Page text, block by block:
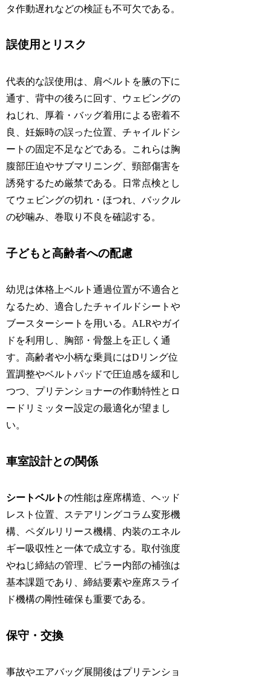
タ作動遅れなどの検証も不可欠である。
誤使用とリスク
代表的な誤使用は、肩ベルトを腋の下に
通す、背中の後ろに回す、ウェビングの
ねじれ、厚着・バッグ着用による密着不
良、妊娠時の誤った位置、チャイルドシ
ートの固定不足などである。これらは胸
腹部圧迫やサブマリニング、頸部傷害を
誘発するため厳禁である。日常点検とし
てウェビングの切れ・ほつれ、バックル
の砂噛み、巻取り不良を確認する。
子どもと高齢者への配慮
幼児は体格上ベルト通過位置が不適合と
なるため、適合したチャイルドシートや
ブースターシートを用いる。ALRやガイ
ドを利用し、胸部・骨盤上を正しく通
す。高齢者や小柄な乗員にはDリング位
置調整やベルトパッドで圧迫感を緩和し
つつ、プリテンショナーの作動特性とロ
ードリミッター設定の最適化が望まし
い。
車室設計との関係
シートベルトの性能は座席構造、ヘッド
レスト位置、ステアリングコラム変形機
構、ペダルリリース機構、内装のエネル
ギー吸収性と一体で成立する。取付強度
やねじ締結の管理、ピラー内部の補強は
基本課題であり、締結要素や座席スライ
ド機構の剛性確保も重要である。
保守・交換
事故やエアバッグ展開後はプリテンショ